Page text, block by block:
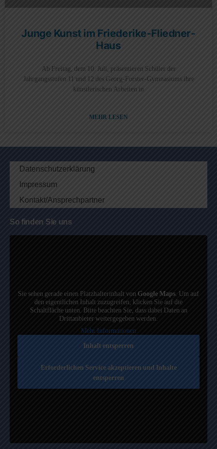
Junge Kunst im Friederike-Fliedner-
Haus
Ab Freitag, dem 10. Juli, präsentieren Schüler der
Jahrgangsstufen 11 und 12 des Georg-Forster-Gymnasiums ihre
künstlerischen Arbeiten in
MEHR LESEN
Datenschutzerklärung
Impressum
Kontakt/Ansprechpartner
So finden Sie uns
Sie sehen gerade einen Platzhalterinhalt vonGoogle Maps. Um auf
den eigentlichen Inhalt zuzugreifen, klicken Sie auf die
Schaltfläche unten. Bitte beachten Sie, dass dabei Daten an
Drittanbieter weitergegeben werden.
Mehr Informationen
Inhalt entsperren
Erforderlichen Service akzeptieren und Inhalte
entsperren